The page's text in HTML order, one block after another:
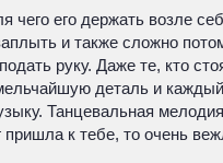
чего его держать возле
и также сложно
руку. Даже те, кто
деталь и каждый
Танцевальная
к тебе, то очень